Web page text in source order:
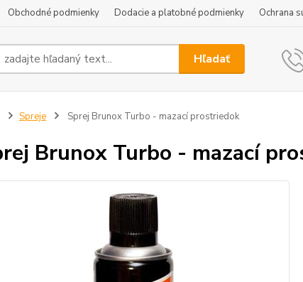
Obchodné podmienky Dodacie a platobné podmienky Ochrana
Hľadať
Spreje Sprej Brunox Turbo - mazací prostriedok
Brunox Turbo - mazací